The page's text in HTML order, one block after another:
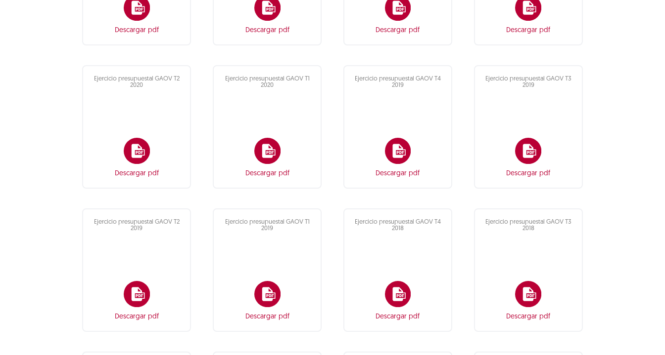
Descargar pdf Descargar pdf Descargar pdf Descargar pdf
Ejercicio presupuestal GAOV T2
2020
Descargar pdf
Ejercicio presupuestal GAOV T1
2020
Descargar pdf
Ejercicio presupuestal GAOV T4
2019
Descargar pdf
Ejercicio presupuestal GAOV T3
2019
Descargar pdf
Ejercicio presupuestal GAOV T2
2019
Descargar pdf
Ejercicio presupuestal GAOV T1
2019
Descargar pdf
Ejercicio presupuestal GAOV T4
2018
Descargar pdf
Ejercicio presupuestal GAOV T3
2018
Descargar pdf